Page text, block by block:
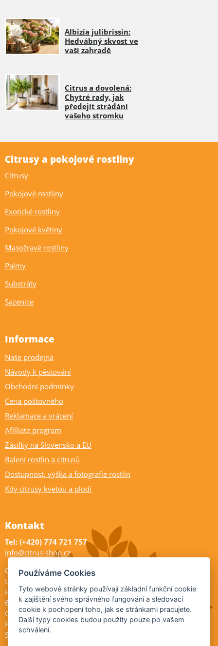
Albizia julibrissin:
Hedvábný skvost ve
vaší zahradě
Citrus a dovolená:
Chytré rady, jak
předejít strádání
vašeho stromku
Citrusy a pokojové rostliny
Citrusy
Pokojové rostliny
Exotické rostliny
Pokojové květiny
Masožravé rostliny
Palmy
Substráty
Sazenice
Informace
Naše prodejna
Návody k pěstování
Obchodní podmínky
Cena poštovného
Reklamace a vrácení
Afilliate program
Zásilky na Slovensko a EU
Balení rostlin a citrusů
Dostupnost, výška a fotografie rostlin
Kdy citrusy kvetou a plodí
Kontakt
Tel: (+420) 774 721 757
info@citrus-shop.cz
Citrus shop zahradnictví
Legionářů 2
Hodonín
695 01
Otevřeno:
Po-Pá 9-17
So 9-11:30
Používáme Cookies
Tyto webové stránky používají základní funkční cookie
k zajištění svého správného fungování a sledovací
cookie k pochopení toho, jak se stránkami pracujete.
Další typy cookies budou použity pouze po vašem
schválení.